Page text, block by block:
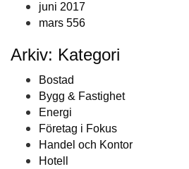
juni 2017
mars 556
Arkiv: Kategori
Bostad
Bygg & Fastighet
Energi
Företag i Fokus
Handel och Kontor
Hotell